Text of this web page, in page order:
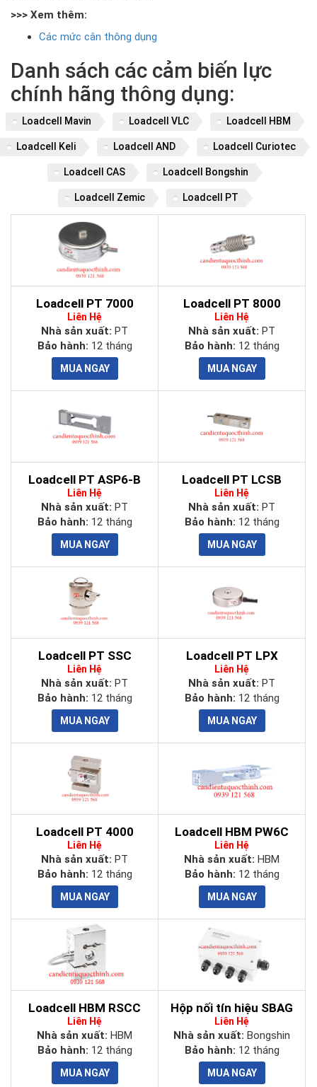
>>> Xem thêm:
Các mức cân thông dụng
Danh sách các cảm biến lực
chính hãng thông dụng:
Loadcell Mavin Loadcell VLC Loadcell HBM
Loadcell Keli Loadcell AND Loadcell Curiotec
Loadcell CAS Loadcell Bongshin
Loadcell Zemic Loadcell PT
Loadcell PT 7000
Liên Hệ
Nhà sản xuất: PT
Bảo hành: 12 tháng
Loadcell PT 8000
Liên Hệ
Nhà sản xuất: PT
Bảo hành: 12 tháng
Loadcell PT ASP6-B
Liên Hệ
Nhà sản xuất: PT
Bảo hành: 12 tháng
Loadcell PT LCSB
Liên Hệ
Nhà sản xuất: PT
Bảo hành: 12 tháng
Loadcell PT SSC
Liên Hệ
Nhà sản xuất: PT
Bảo hành: 12 tháng
Loadcell PT LPX
Liên Hệ
Nhà sản xuất: PT
Bảo hành: 12 tháng
Loadcell PT 4000
Liên Hệ
Nhà sản xuất: PT
Bảo hành: 12 tháng
Loadcell HBM PW6C
Liên Hệ
Nhà sản xuất: HBM
Bảo hành: 12 tháng
Loadcell HBM RSCC
Liên Hệ
Nhà sản xuất: HBM
Bảo hành: 12 tháng
Hộp nối tín hiệu SBAG
Liên Hệ
Nhà sản xuất: Bongshin
Bảo hành: 12 tháng